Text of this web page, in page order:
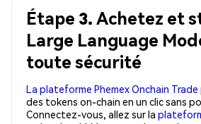
Étape 3. Achetez et
Large Language
toute sécurité
La plateforme Phemex Onchain Trade
des tokens on-chain en un clic sans
Connectez-vous, allez sur la